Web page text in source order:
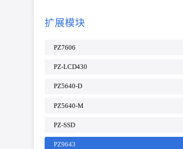
扩展模块
PZ7606
PZ-LCD430
PZ5640-D
PZ5640-M
PZ-SSD
PZ9643